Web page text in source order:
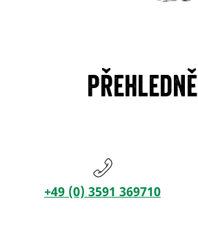
Přehledně
+49 (0) 3591 369710